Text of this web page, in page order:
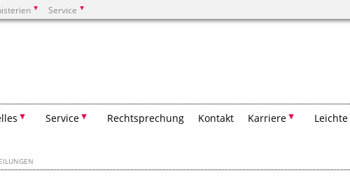
Service
Service Rechtsprechung Kontakt Karriere